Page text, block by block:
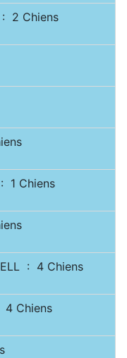
: 2 Chiens
1 Chiens
: 4 Chiens
4 Chiens